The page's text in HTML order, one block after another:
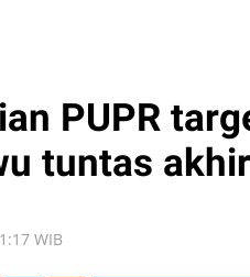
PUPR
tuntas
WIB